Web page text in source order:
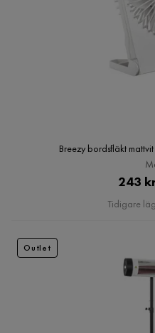
Breezy bordsfläkt
243
Tidigare
Outlet